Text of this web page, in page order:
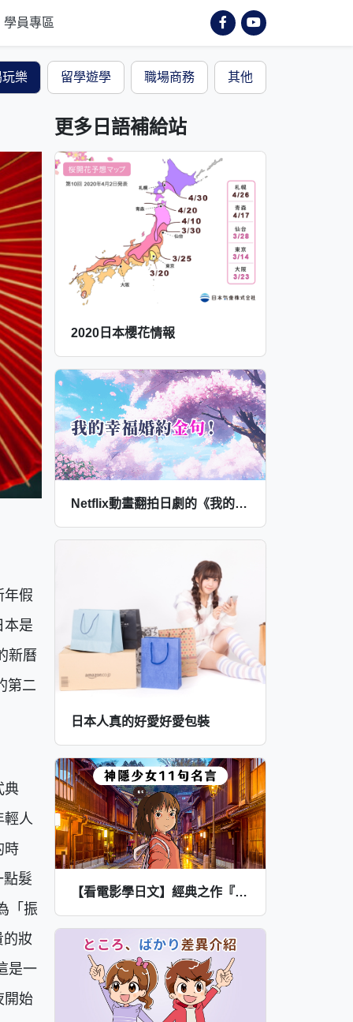
學員專區
樂 留學遊學 職場商務 其他
年假
本是
新曆
第二
典
輕人
時
點髮
「振
的妝
是一
開始
更多日語補給站
2020日本櫻花情報
Netflix動畫翻拍日劇的《我的幸福婚約》日文金句語錄！
日本人真的好愛好愛包裝
【看電影學日文】經典之作『神隱少女』20週年重映！一次回味11句名言